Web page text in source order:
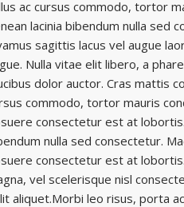
ac cursus commodo, tortor
lacinia bibendum nulla sed
sagittis lacus vel augue
Nulla vitae elit libero, a
dolor auctor. Cras mattis
commodo, tortor mauris
consectetur est at lobortis.
nulla sed consectetur.
consectetur est at
vel scelerisque nisl
aliquet.Morbi leo risus, porta